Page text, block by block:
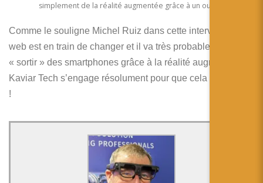
simplement de la réalité augmentée grâce à un outil unique.
Comme le souligne Michel Ruiz dans cette interview, le
web est en train de changer et il va très probablement
« sortir » des smartphones grâce à la réalité augmentée.
Kaviar Tech s’engage résolument pour que cela soit simple
!